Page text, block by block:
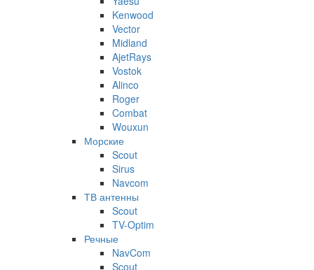
Kenwood
Vector
Midland
AjetRays
Vostok
Alinco
Roger
Combat
Wouxun
Морские
Scout
Sirus
Navcom
ТВ антенны
Scout
TV-Optim
Речные
NavCom
Scout